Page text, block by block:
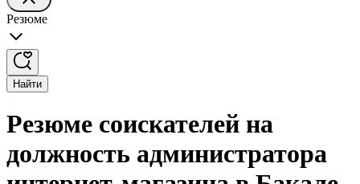
Резюме
Найти
Резюме соискателей на
должность администратора